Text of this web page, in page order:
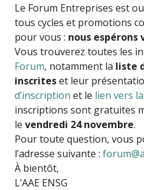
Le Forum Entreprises est
tous cycles et promotions
pour vous : nous espérons
Vous trouverez toutes les
Forum, notamment la liste
inscriteset leur
d’inscription et le lien vers
inscriptions sont gratuites
le vendredi 24 novembre.
Pour toute question, vous
l’adresse suivante :
À bientôt,
L’AAE ENSG